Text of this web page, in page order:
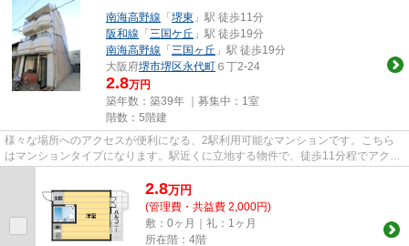
南海高野線 「 堺東 」駅 徒歩11分
阪和線 「 三国ケ丘 」駅 徒歩19分
南海高野線 「 三国ヶ丘 」駅 徒歩19分
大阪府堺市堺区永代町 ６丁2-24
2.8万円
築年数：築39年 ｜募集中： 1室
階数：5階建
様々な場所へのアクセスが便利になる、2駅利用可能なマンションです。こちら
はマンションタイプになります。駅近くに立地する物件で、徒歩11分程でアクセ
2.8万円
(管理費・共益費 2,000円)
敷：0ヶ月｜礼：1ヶ月
所在階：4階